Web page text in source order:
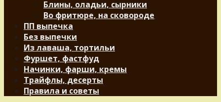
Блины, оладьи, сырники
Во фритюре, на сковороде
ПП выпечка
Без выпечки
Из лаваша, тортильи
Фуршет, фастфуд
Начинки, фарши, кремы
Трайфлы, десерты
Правила и советы